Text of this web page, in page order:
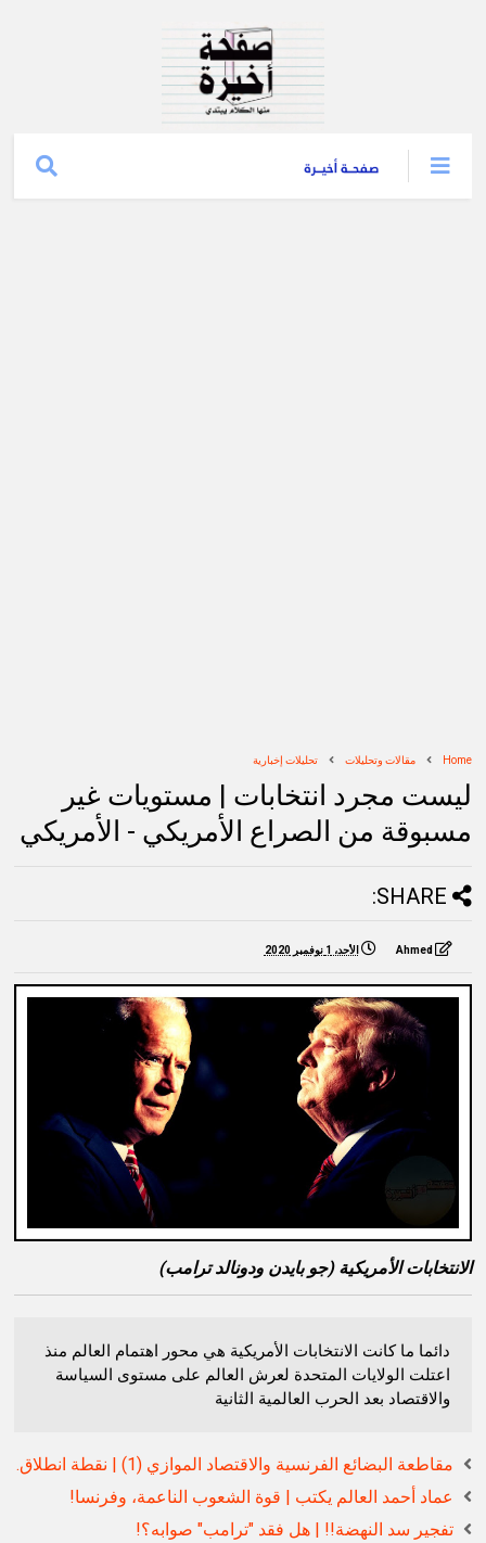
Home مقالات وتحليلات تحليلات إخبارية
ليست مجرد انتخابات | مستويات غير
مسبوقة من الصراع الأمريكي - الأمريكي
SHARE:
Ahmed الأحد، 1 نوفمبر 2020
الانتخابات الأمريكية (جو بايدن ودونالد ترامب)
دائما ما كانت الانتخابات الأمريكية هي محور اهتمام العالم منذ
اعتلت الولايات المتحدة لعرش العالم على مستوى السياسة
والاقتصاد بعد الحرب العالمية الثانية
مقاطعة البضائع الفرنسية والاقتصاد الموازي (1) | نقطة انطلاق.
عماد أحمد العالم يكتب | قوة الشعوب الناعمة، وفرنسا!
تفجير سد النهضة!! | هل فقد "ترامب" صوابه؟!